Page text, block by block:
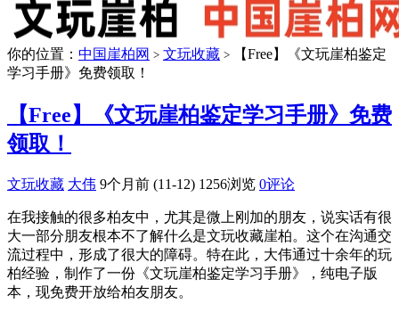
你的位置： 中国崖柏网 > 文玩收藏 >
【Free】《文玩崖柏鉴定
学习手册》免费领取！
【Free】《文玩崖柏鉴定学习手册》免费
领取！
文玩收藏 大伟 9个月前 (11-12) 1256浏览 0评论
在我接触的很多柏友中，尤其是微上刚加的朋友，说实话有很
大一部分朋友根本不了解什么是文玩收藏崖柏。这个在沟通交
流过程中，形成了很大的障碍。特在此，大伟通过十余年的玩
柏经验，制作了一份《文玩崖柏鉴定学习手册》，纯电子版
本，现免费开放给柏友朋友。